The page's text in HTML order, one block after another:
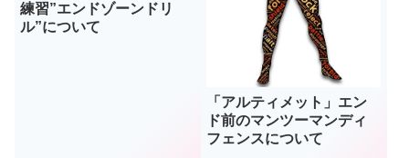
練習”エンドゾーンドリ
ル”について
「アルティメット」エン
ド前のマンツーマンディ
フェンスについて